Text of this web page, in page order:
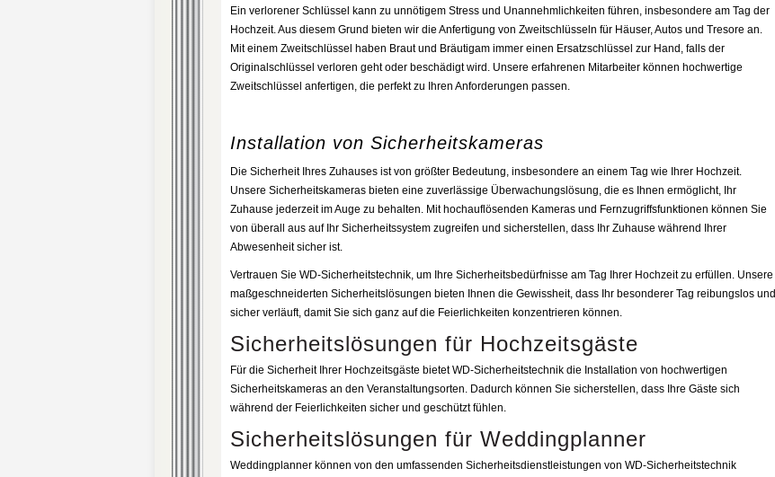
Ein verlorener Schlüssel kann zu unnötigem Stress und Unannehmlichkeiten führen, insbesondere am Tag der
Hochzeit. Aus diesem Grund bieten wir die Anfertigung von Zweitschlüsseln für Häuser, Autos und Tresore an.
Mit einem Zweitschlüssel haben Braut und Bräutigam immer einen Ersatzschlüssel zur Hand, falls der
Originalschlüssel verloren geht oder beschädigt wird. Unsere erfahrenen Mitarbeiter können hochwertige
Zweitschlüssel anfertigen, die perfekt zu Ihren Anforderungen passen.
Installation von Sicherheitskameras
Die Sicherheit Ihres Zuhauses ist von größter Bedeutung, insbesondere an einem Tag wie Ihrer Hochzeit.
Unsere Sicherheitskameras bieten eine zuverlässige Überwachungslösung, die es Ihnen ermöglicht, Ihr
Zuhause jederzeit im Auge zu behalten. Mit hochauflösenden Kameras und Fernzugriffsfunktionen können Sie
von überall aus auf Ihr Sicherheitssystem zugreifen und sicherstellen, dass Ihr Zuhause während Ihrer
Abwesenheit sicher ist.
Vertrauen Sie WD-Sicherheitstechnik, um Ihre Sicherheitsbedürfnisse am Tag Ihrer Hochzeit zu erfüllen. Unsere
maßgeschneiderten Sicherheitslösungen bieten Ihnen die Gewissheit, dass Ihr besonderer Tag reibungslos und
sicher verläuft, damit Sie sich ganz auf die Feierlichkeiten konzentrieren können.
Sicherheitslösungen für Hochzeitsgäste
Für die Sicherheit Ihrer Hochzeitsgäste bietet WD-Sicherheitstechnik die Installation von hochwertigen
Sicherheitskameras an den Veranstaltungsorten. Dadurch können Sie sicherstellen, dass Ihre Gäste sich
während der Feierlichkeiten sicher und geschützt fühlen.
Sicherheitslösungen für Weddingplanner
Weddingplanner können von den umfassenden Sicherheitsdienstleistungen von WD-Sicherheitstechnik